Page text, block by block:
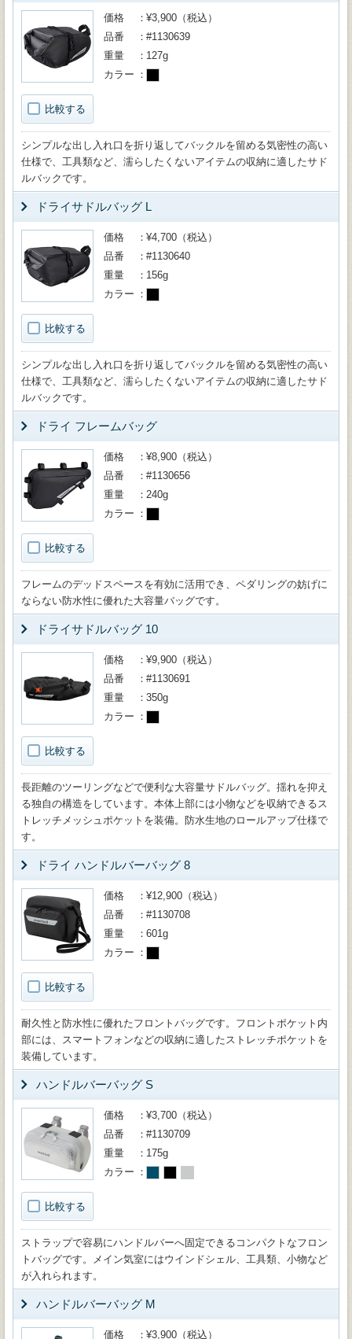
比較する
価格
¥3,900（税込）
品番
#1130639
重量
127g
カラー
シンプルな出し入れ口を折り返してバックルを留める気密性の高い
仕様で、工具類など、濡らしたくないアイテムの収納に適したサド
ルバックです。
ドライサドルバッグ L
比較する
価格
¥4,700（税込）
品番
#1130640
重量
156g
カラー
シンプルな出し入れ口を折り返してバックルを留める気密性の高い
仕様で、工具類など、濡らしたくないアイテムの収納に適したサド
ルバックです。
ドライ フレームバッグ
比較する
価格
¥8,900（税込）
品番
#1130656
重量
240g
カラー
フレームのデッドスペースを有効に活用でき、ペダリングの妨げに
ならない防水性に優れた大容量バッグです。
ドライサドルバッグ 10
比較する
価格
¥9,900（税込）
品番
#1130691
重量
350g
カラー
長距離のツーリングなどで便利な大容量サドルバッグ。揺れを抑え
る独自の構造をしています。本体上部には小物などを収納できるス
トレッチメッシュポケットを装備。防水生地のロールアップ仕様で
す。
ドライ ハンドルバーバッグ 8
比較する
価格
¥12,900（税込）
品番
#1130708
重量
601g
カラー
耐久性と防水性に優れたフロントバッグです。フロントポケット内
部には、スマートフォンなどの収納に適したストレッチポケットを
装備しています。
ハンドルバーバッグ S
比較する
価格
¥3,700（税込）
品番
#1130709
重量
175g
カラー
ストラップで容易にハンドルバーへ固定できるコンパクトなフロン
トバッグです。メイン気室にはウインドシェル、工具類、小物など
が入れられます。
ハンドルバーバッグ M
価格 ¥3,900（税込）